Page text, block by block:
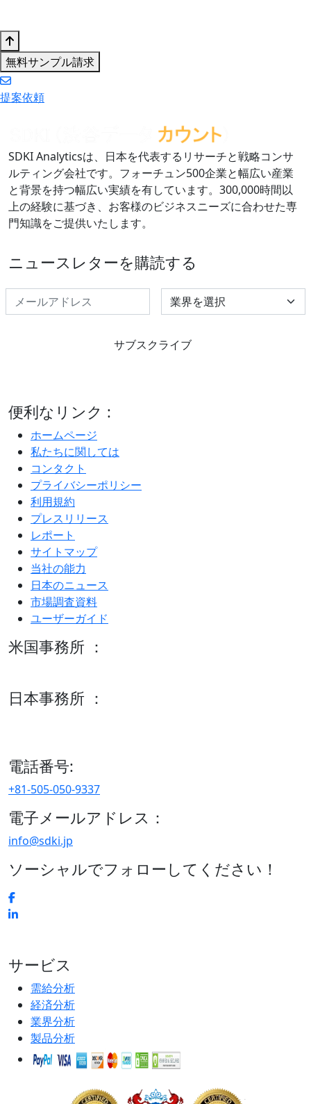
無料サンプル請求
提案依頼
SDKI Analyticsは、日本を代表するリサーチと戦略コンサ
ルティング会社です。フォーチュン500企業と幅広い産業
と背景を持つ幅広い実績を有しています。300,000時間以
上の経験に基づき、お客様のビジネスニーズに合わせた専
門知識をご提供いたします。
ニュースレターを購読する
Select Industry
サブスクライブ
便利なリンク :
ホームページ
私たちに関しては
コンタクト
プライバシーポリシー
利用規約
プレスリリース
レポート
サイトマップ
当社の能力
日本のニュース
市場調査資料
ユーザーガイド
米国事務所 ：
日本事務所 ：
電話番号:
+81-505-050-9337
電子メールアドレス：
info@sdki.jp
ソーシャルでフォローしてください！
サービス
需給分析
経済分析
業界分析
製品分析